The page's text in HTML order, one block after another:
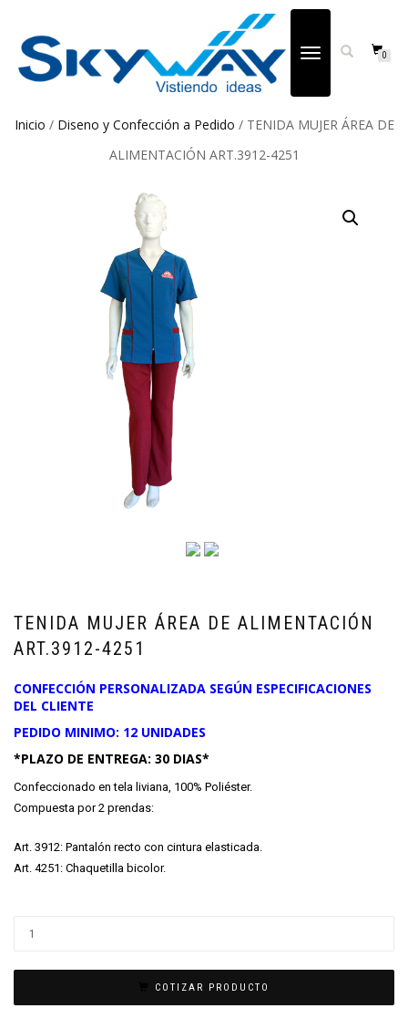
CAMBIAR
0
Inicio / Diseno y Confección a Pedido / TENIDA MUJER ÁREA DE
ALIMENTACIÓN ART.3912-4251
TENIDA MUJER ÁREA DE ALIMENTACIÓN
ART.3912-4251
CONFECCIÓN PERSONALIZADA SEGÚN ESPECIFICACIONES
DEL CLIENTE
PEDIDO MINIMO: 12 UNIDADES
*PLAZO DE ENTREGA: 30 DIAS*
Confeccionado en tela liviana, 100% Poliéster.
Compuesta por 2 prendas:
Art. 3912: Pantalón recto con cintura elasticada.
Art. 4251: Chaquetilla bicolor.
COTIZAR PRODUCTO